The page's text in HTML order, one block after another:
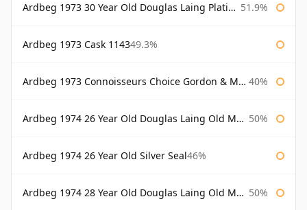
Ardbeg 1973 30 Year Old Douglas Laing Platinum Selection 51.9%
Ardbeg 1973 Cask 114349.3%
Ardbeg 1973 Connoisseurs Choice Gordon & Macphail 40%
Ardbeg 1974 26 Year Old Douglas Laing Old Malt Cask 50%
Ardbeg 1974 26 Year Old Silver Seal46%
Ardbeg 1974 28 Year Old Douglas Laing Old Malt Cask 50%